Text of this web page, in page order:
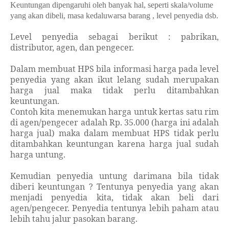
Keuntungan dipengaruhi oleh banyak hal, seperti skala/volume
yang akan dibeli, masa kedaluwarsa barang , level penyedia dsb.
Level penyedia sebagai berikut : pabrikan,
distributor, agen, dan pengecer.
Dalam membuat HPS bila informasi harga pada level
penyedia yang akan ikut lelang sudah merupakan
harga jual maka tidak perlu ditambahkan
keuntungan.
Contoh kita menemukan harga untuk kertas satu rim
di agen/pengecer adalah Rp. 35.000 (harga ini adalah
harga jual) maka dalam membuat HPS tidak perlu
ditambahkan keuntungan karena harga jual sudah
harga untung.
Kemudian penyedia untung darimana bila tidak
diberi keuntungan ? Tentunya penyedia yang akan
menjadi penyedia kita, tidak akan beli dari
agen/pengecer. Penyedia tentunya lebih paham atau
lebih tahu jalur pasokan barang.